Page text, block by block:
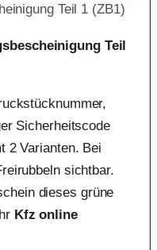
Teil 1 (ZB1)
Teil
Sicherheitscode
2 Varianten. Bei
sichtbar.
dieses grüne
Kfz online